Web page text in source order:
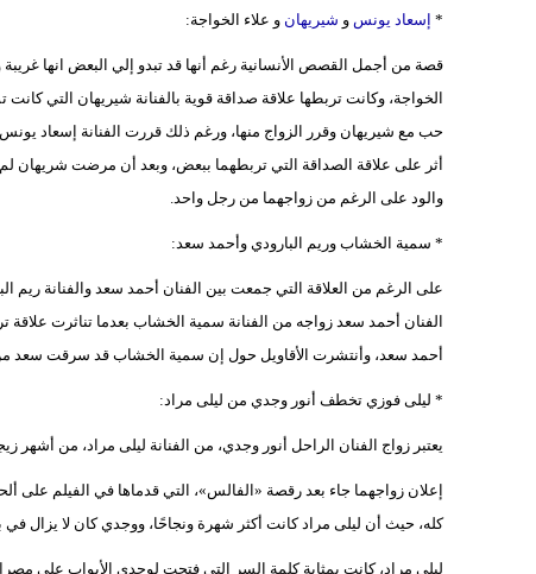
* إسعاد يونس و شيريهان و علاء الخواجة:
قصة من أجمل القصص الأنسانية رغم أنها قد تبدو إلي البعض انها
الخواجة، وكانت تربطها علاقة صداقة قوية بالفنانة شيريهان التي
حب مع شيريهان وقرر الزواج منها، ورغم ذلك قررت الفنانة إسعاد
أثر على علاقة الصداقة التي تربطهما ببعض، وبعد أن مرضت شريهان
والود على الرغم من زواجهما من رجل واحد.
* سمية الخشاب وريم البارودي وأحمد سعد:
على الرغم من العلاقة التي جمعت بين الفنان أحمد سعد والفنانة ريم
الفنان أحمد سعد زواجه من الفنانة سمية الخشاب بعدما تناثرت علاقة
أحمد سعد، وأنتشرت الأقاويل حول إن سمية الخشاب قد سرقت سعد من
* ليلى فوزي تخطف أنور وجدي من ليلى مراد:
يعتبر زواج الفنان الراحل أنور وجدي، من الفنانة ليلى مراد، من أشهر
إعلان زواجهما جاء بعد رقصة «الفالس»، التي قدماها في الفيلم على
كله، حيث أن ليلى مراد كانت أكثر شهرة ونجاحًا، ووجدي كان لا يزال في
ليلى مراد، كانت بمثابة كلمة السر التي فتحت لوجدي الأبواب على